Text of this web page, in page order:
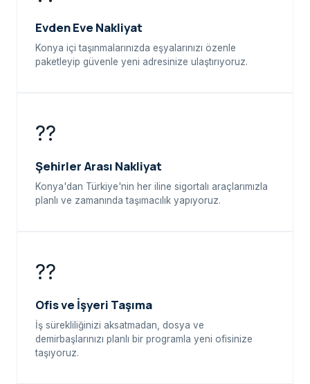
Evden Eve Nakliyat
Konya içi taşınmalarınızda eşyalarınızı özenle
paketleyip güvenle yeni adresinize ulaştırıyoruz.
??
Şehirler Arası Nakliyat
Konya'dan Türkiye'nin her iline sigortalı araçlarımızla
planlı ve zamanında taşımacılık yapıyoruz.
??
Ofis ve İşyeri Taşıma
İş sürekliliğinizi aksatmadan, dosya ve
demirbaşlarınızı planlı bir programla yeni ofisinize
taşıyoruz.